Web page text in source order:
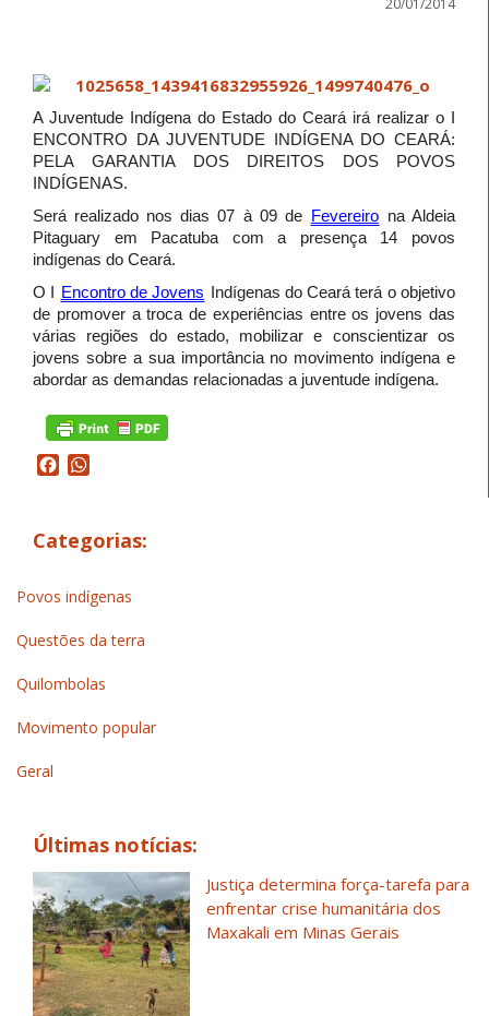
A Juventude Indígena do Estado do Ceará irá realizar o I
ENCONTRO DA JUVENTUDE INDÍGENA DO CEARÁ:
PELA GARANTIA DOS DIREITOS DOS POVOS
INDÍGENAS.
Será realizado nos dias 07 à 09 de Fevereiro na Aldeia
Pitaguary em Pacatuba com a presença 14 povos
indígenas do Ceará.
O I Encontro de Jovens Indígenas do Ceará terá o objetivo
de promover a troca de experiências entre os jovens das
várias regiões do estado, mobilizar e conscientizar os
jovens sobre a sua importância no movimento indígena e
abordar as demandas relacionadas a juventude indígena.
Facebook
Categorias:
Povos indígenas
Questões da terra
Quilombolas
Movimento popular
Geral
Últimas notícias:
Justiça determina força-tarefa para
enfrentar crise humanitária dos
Maxakali em Minas Gerais